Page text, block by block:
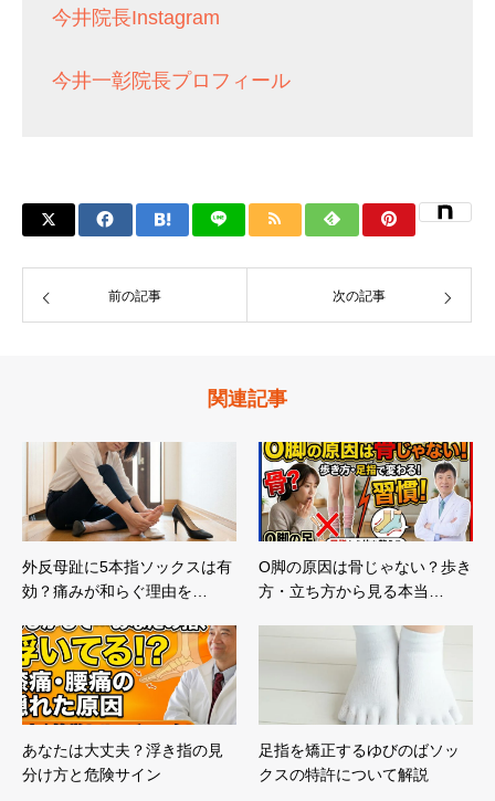
今井院長Instagram
今井一彰院長プロフィール
前の記事 次の記事
関連記事
外反母趾に5本指ソックスは有
効？痛みが和らぐ理由を…
O脚の原因は骨じゃない？歩き
方・立ち方から見る本当…
あなたは大丈夫？浮き指の見
分け方と危険サイン
足指を矯正するゆびのばソッ
クスの特許について解説